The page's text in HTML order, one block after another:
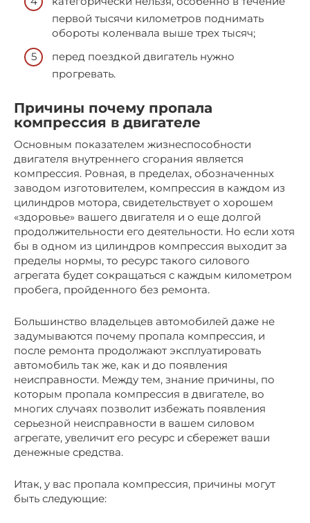
первой тысячи километров поднимать
обороты коленвала выше трех тысяч;
перед поездкой двигатель нужно
прогревать.
Причины почему пропала
компрессия в двигателе
Основным показателем жизнеспособности
двигателя внутреннего сгорания является
компрессия. Ровная, в пределах, обозначенных
заводом изготовителем, компрессия в каждом из
цилиндров мотора, свидетельствует о хорошем
«здоровье» вашего двигателя и о еще долгой
продолжительности его деятельности. Но если хотя
бы в одном из цилиндров компрессия выходит за
пределы нормы, то ресурс такого силового
агрегата будет сокращаться с каждым километром
пробега, пройденного без ремонта.
Большинство владельцев автомобилей даже не
задумываются почему пропала компрессия, и
после ремонта продолжают эксплуатировать
автомобиль так же, как и до появления
неисправности. Между тем, знание причины, по
которым пропала компрессия в двигателе, во
многих случаях позволит избежать появления
серьезной неисправности в вашем силовом
агрегате, увеличит его ресурс и сбережет ваши
денежные средства.
Итак, у вас пропала компрессия, причины могут
быть следующие: